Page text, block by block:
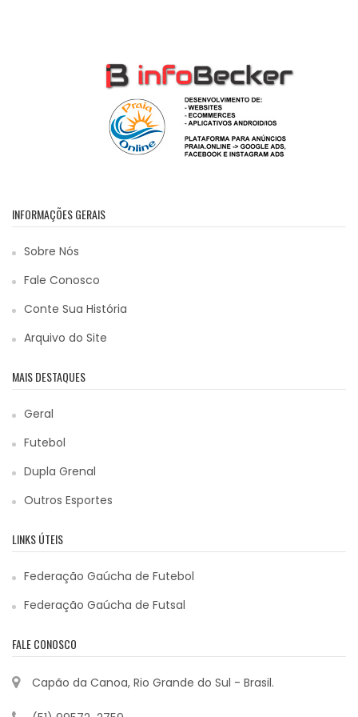
INFORMAÇÕES GERAIS
Sobre Nós
Fale Conosco
Conte Sua História
Arquivo do Site
MAIS DESTAQUES
Geral
Futebol
Dupla Grenal
Outros Esportes
LINKS ÚTEIS
Federação Gaúcha de Futebol
Federação Gaúcha de Futsal
FALE CONOSCO
Capão da Canoa, Rio Grande do Sul - Brasil.